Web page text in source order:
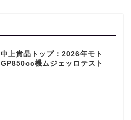
中上貴晶トップ：2026年モト
GP850cc機ムジェッロテスト